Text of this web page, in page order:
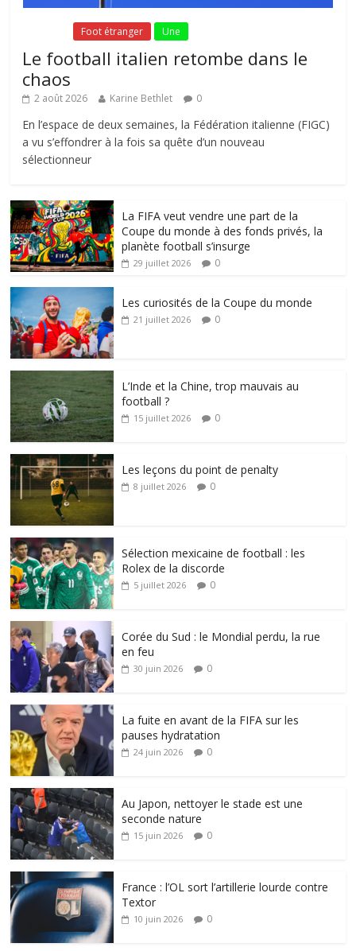
Foot étranger Une
Le football italien retombe dans le
chaos
2 août 2026 Karine Bethlet 0
En l’espace de deux semaines, la Fédération italienne (FIGC)
a vu s’effondrer à la fois sa quête d’un nouveau
sélectionneur
La FIFA veut vendre une part de la
Coupe du monde à des fonds privés, la
planète football s’insurge
29 juillet 2026 0
Les curiosités de la Coupe du monde
21 juillet 2026 0
L’Inde et la Chine, trop mauvais au
football ?
15 juillet 2026 0
Les leçons du point de penalty
8 juillet 2026 0
Sélection mexicaine de football : les
Rolex de la discorde
5 juillet 2026 0
Corée du Sud : le Mondial perdu, la rue
en feu
30 juin 2026 0
La fuite en avant de la FIFA sur les
pauses hydratation
24 juin 2026 0
Au Japon, nettoyer le stade est une
seconde nature
15 juin 2026 0
France : l’OL sort l’artillerie lourde contre
Textor
10 juin 2026 0